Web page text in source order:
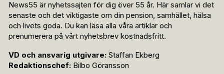
News55 är nyhetssajten för dig över 55 år. Här samlar vi det
senaste och det viktigaste om din pension, samhället, hälsa
och livets goda. Du kan läsa alla våra artiklar och
prenumerera på vårt nyhetsbrev kostnadsfritt.
VD och ansvarig utgivare: Staffan Ekberg
Redaktionschef: Bilbo Göransson